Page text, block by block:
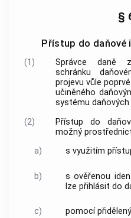
§
Přístup do daňové
(1)
Správce daně
schránku
projevu vůle
učiněného
systému
(2)
Přístup do
možný
a)
s využitím
b)
s ověřenou
lze přihlásit do
c) pomocí